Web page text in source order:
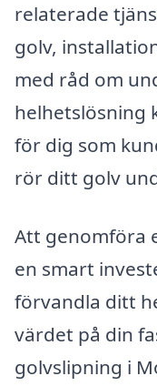
relaterade
golv,
med råd om
helhetslösning
för dig som
rör ditt golv
Att genomföra
en smart
förvandla ditt
värdet på din
golvslipning i